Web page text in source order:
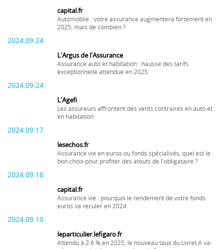
capital.fr
Automobile : votre assurance augmentera fortement en
2025, mais de combien ?
2024.09.24
L'Argus de l'Assurance
Assurance auto et habitation : hausse des tarifs
exceptionnelle attendue en 2025
2024.09.24
L'Agefi
Les assureurs affrontent des vents contraires en auto et
en habitation
2024.09.17
lesechos.fr
Assurance vie en euros ou fonds spécialisés, quel est le
bon choix pour profiter des atouts de l'obligataire ?
2024.09.16
capital.fr
Assurance vie : pourquoi le rendement de votre fonds
euros va reculer en 2024
2024.09.10
leparticulier.lefigaro.fr
Attendu à 2.6 % en 2025, le nouveau taux du Livret A va-